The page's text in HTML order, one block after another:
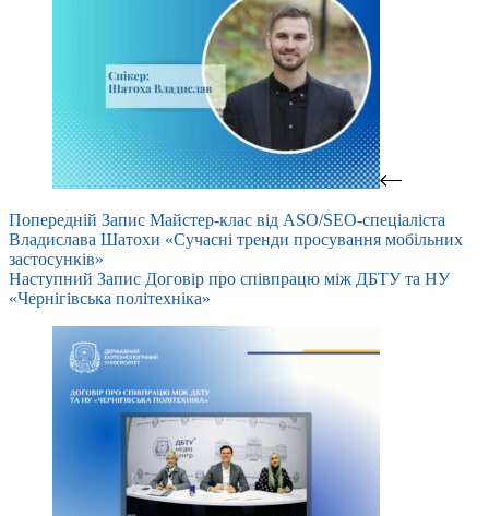
Попередній Запис Майстер-клас від ASO/SEO-спеціаліста
Владислава Шатохи «Сучасні тренди просування мобільних
застосунків»
Наступний Запис Договір про співпрацю між ДБТУ та НУ
«Чернігівська політехніка»